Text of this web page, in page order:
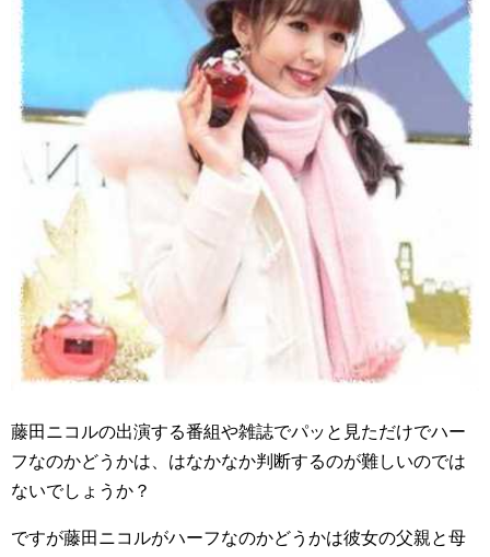
藤田ニコルの出演する番組や雑誌でパッと見ただけでハー
フなのかどうかは、はなかなか判断するのが難しいのでは
ないでしょうか？
ですが藤田ニコルがハーフなのかどうかは彼女の父親と母